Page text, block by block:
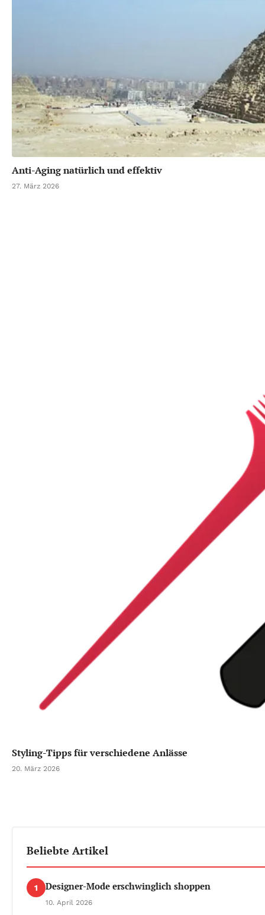
Anti-Aging natürlich und effektiv
27. März 2026
Styling-Tipps für verschiedene Anlässe
20. März 2026
Beliebte Artikel
1 Designer-Mode erschwinglich shoppen
10. April 2026